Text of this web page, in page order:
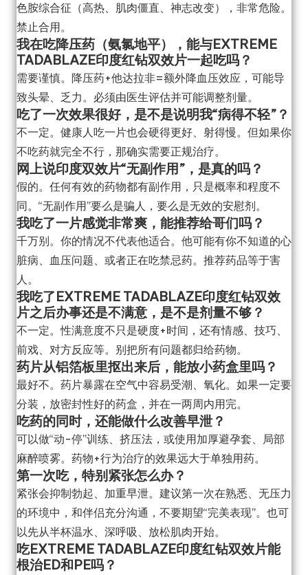
色胺综合征（高热、肌肉僵直、神志改变），非常危险。
禁止合用。
我在吃降压药（氨氯地平），能与EXTREME
TADABLAZE印度红钻双效片一起吃吗？
需要谨慎。降压药+他达拉非=额外降血压效应，可能导
致头晕、乏力。必须由医生评估并可能调整剂量。
吃了一次效果很好，是不是说明我“病得不轻”？
不一定。健康人吃一片也会硬得更好、射得慢。但如果你
不吃药就完全不行，那确实需要正规治疗。
网上说印度双效片“无副作用”，是真的吗？
假的。任何有效的药物都有副作用，只是概率和程度不
同。“无副作用”要么是骗人，要么是无效的安慰剂。
我吃了一片感觉非常爽，能推荐给哥们吗？
千万别。你的情况不代表他适合。他可能有你不知道的心
脏病、血压问题、或者正在吃禁忌药。推荐药品等于害
人。
我吃了EXTREME TADABLAZE印度红钻双效
片之后办事还是不满意，是不是剂量不够？
不一定。性满意度不只是硬度+时间，还有情感、技巧、
前戏、对方反应等。别把所有问题都归给药物。
药片从铝箔板里抠出来后，能放小药盒里吗？
最好不。药片暴露在空气中容易受潮、氧化。如果一定要
分装，放密封性好的药盒，并在一两周内用完。
吃药的同时，还能做什么改善早泄？
可以做“动-停”训练、挤压法，或使用加厚避孕套、局部
麻醉喷雾。药物+行为治疗的效果远大于单独用药。
第一次吃，特别紧张怎么办？
紧张会抑制勃起、加重早泄。建议第一次在熟悉、无压力
的环境中，和伴侣充分沟通，不要期望“完美表现”。也可
以先从半杯温水、深呼吸、放松肌肉开始。
吃EXTREME TADABLAZE印度红钻双效片能
根治ED和PE吗？